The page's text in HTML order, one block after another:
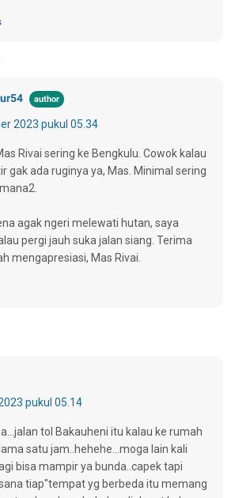
2023 pukul 05.34
Rivai sering ke Bengkulu. Cowok kalau
gak ada ruginya ya, Mas. Minimal sering
agak ngeri melewati hutan, saya
pergi jauh suka jalan siang. Terima
mengapresiasi, Mas Rivai.
pukul 05.14
tol Bakauheni itu kalau ke rumah
satu jam..hehehe...moga lain kali
bisa mampir ya bunda..capek tapi
tiap"tempat yg berbeda itu memang